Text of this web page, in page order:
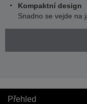
Kompaktní design
Snadno se vejde na
Přehled